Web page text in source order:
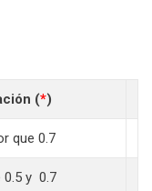
(*)
que 0.7
0.5 y 0.7